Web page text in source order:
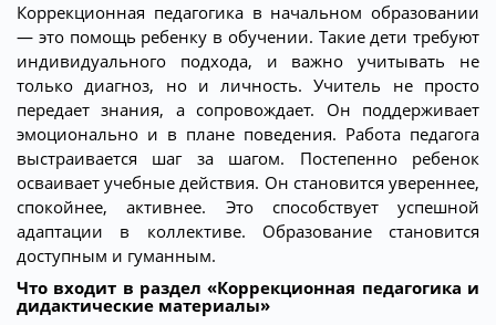
Коррекционная педагогика в начальном образовании
— это помощь ребенку в обучении. Такие дети требуют
индивидуального подхода, и важно учитывать не
только диагноз, но и личность. Учитель не просто
передает знания, а сопровождает. Он поддерживает
эмоционально и в плане поведения. Работа педагога
выстраивается шаг за шагом. Постепенно ребенок
осваивает учебные действия. Он становится увереннее,
спокойнее, активнее. Это способствует успешной
адаптации в коллективе. Образование становится
доступным и гуманным.
Что входит в раздел «Коррекционная педагогика и
дидактические материалы»